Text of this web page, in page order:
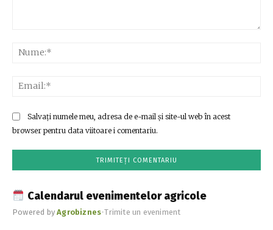
Salvați numele meu, adresa de e-mail și site-ul web în acest
browser pentru data viitoare i comentariu.
Calendarul evenimentelor agricole
Powered byAgrobiznes•Trimite un eveniment